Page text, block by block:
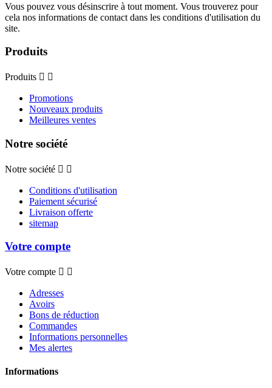
Vous pouvez vous désinscrire à tout moment. Vous trouverez pour
cela nos informations de contact dans les conditions d'utilisation du
site.
Produits
Produits  
Promotions
Nouveaux produits
Meilleures ventes
Notre société
Notre société  
Conditions d'utilisation
Paiement sécurisé
Livraison offerte
sitemap
Votre compte
Votre compte  
Adresses
Avoirs
Bons de réduction
Commandes
Informations personnelles
Mes alertes
Informations